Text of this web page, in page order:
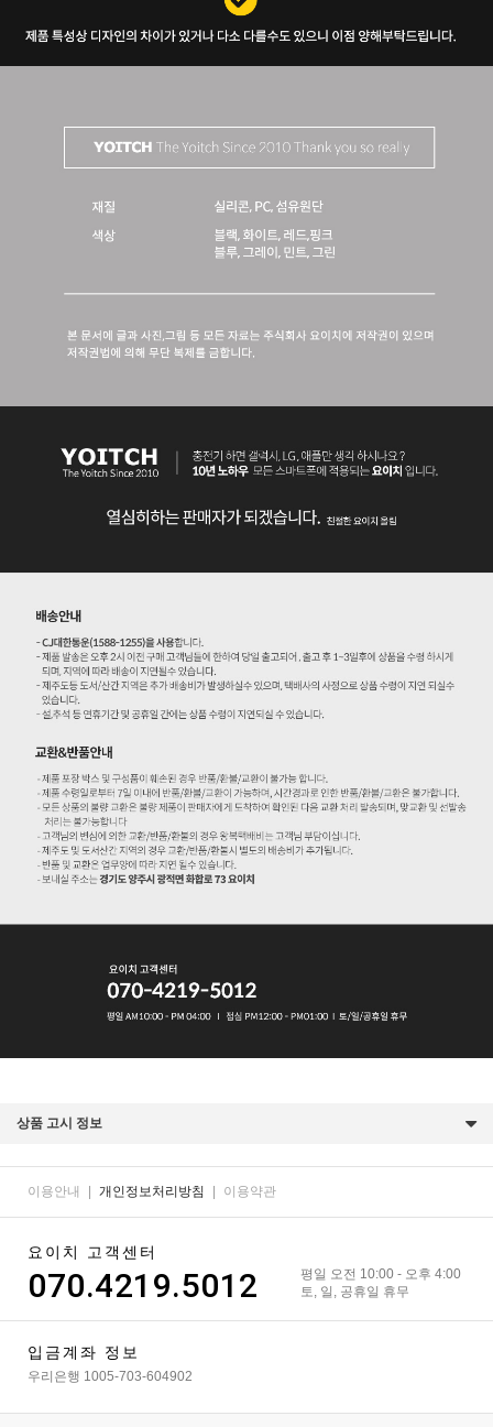
상품 고시 정보
이용안내 | 개인정보처리방침 | 이용약관
요이치 고객센터
070.4219.5012
평일 오전 10:00 - 오후 4:00
토, 일, 공휴일 휴무
입금계좌 정보
우리은행 1005-703-604902